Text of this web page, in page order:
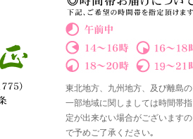
東北地方、九州地方、及び離島の
一部地域に関しましては時間帯指
定が出来ない場合がございますの
で予めご了承ください｡